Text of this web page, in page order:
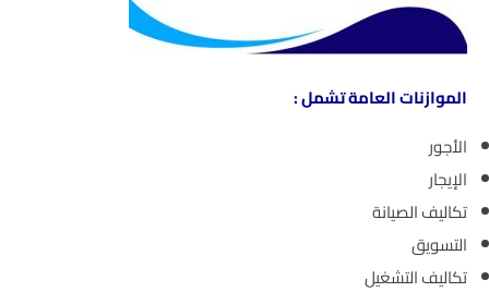
الموازنات العامة تشمل :
الأجور
الإيجار
تكاليف الصيانة
التسويق
تكاليف التشغيل